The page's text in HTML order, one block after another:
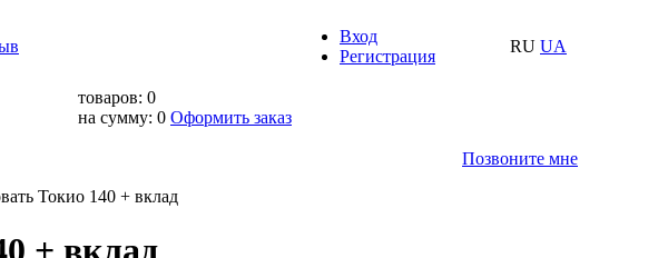
Вход
Регистрация
RU UA
товаров: 0
на сумму: 0 Оформить заказ
Позвоните мне
Токио 140 + вклад